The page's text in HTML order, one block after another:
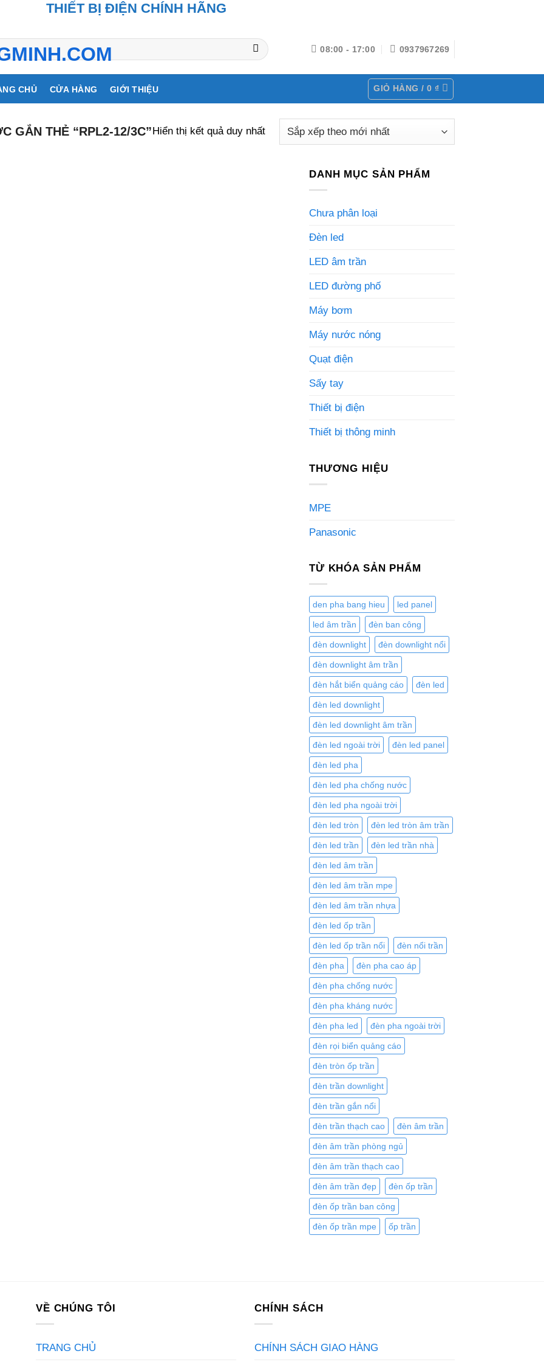
THIẾT BỊ ĐIỆN CHÍNH HÃNG
08:00 - 17:00 0937967269
CHỦ CỬA HÀNG GIỚI THIỆU GIỎ HÀNG / 0 ₫
GẮN THẺ “RPL2-12/3C”Hiển thị kết quả duy nhất
DANH MỤC SẢN PHẨM
Chưa phân loại
Đèn led
LED âm trần
LED đường phố
Máy bơm
Máy nước nóng
Quạt điện
Sấy tay
Thiết bị điện
Thiết bị thông minh
THƯƠNG HIỆU
MPE
Panasonic
TỪ KHÓA SẢN PHẨM
den pha bang hieu led panel
led âm trần đèn ban công
đèn downlight đèn downlight nổi
đèn downlight âm trần
đèn hắt biển quảng cáo đèn led
đèn led downlight
đèn led downlight âm trần
đèn led ngoài trời đèn led panel
đèn led pha
đèn led pha chống nước
đèn led pha ngoài trời
đèn led tròn đèn led tròn âm trần
đèn led trần đèn led trần nhà
đèn led âm trần
đèn led âm trần mpe
đèn led âm trần nhựa
đèn led ốp trần
đèn led ốp trần nổi đèn nổi trần
đèn pha đèn pha cao áp
đèn pha chống nước
đèn pha kháng nước
đèn pha led đèn pha ngoài trời
đèn rọi biển quảng cáo
đèn tròn ốp trần
đèn trần downlight
đèn trần gắn nổi
đèn trần thạch cao đèn âm trần
đèn âm trần phòng ngủ
đèn âm trần thạch cao
đèn âm trần đẹp đèn ốp trần
đèn ốp trần ban công
đèn ốp trần mpe ốp trần
VỀ CHÚNG TÔI
TRANG CHỦ
CHÍNH SÁCH
CHÍNH SÁCH GIAO HÀNG